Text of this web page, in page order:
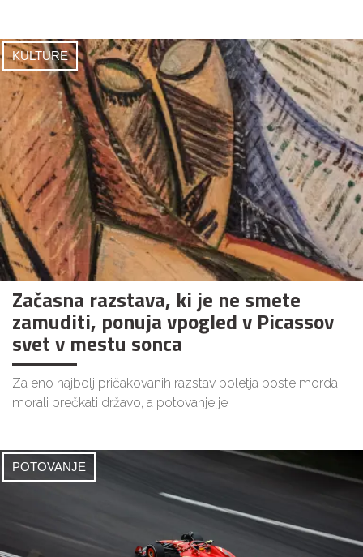
KULTURE
Začasna razstava, ki je ne smete
zamuditi, ponuja vpogled v Picassov
svet v mestu sonca
Za eno najbolj pričakovanih razstav poletja boste morda
morali prečkati državo, a potovanje je
POTOVANJE